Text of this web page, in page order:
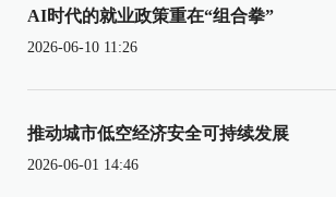
AI时代的就业政策重在“组合拳”
2026-06-10 11:26
推动城市低空经济安全可持续发展
2026-06-01 14:46